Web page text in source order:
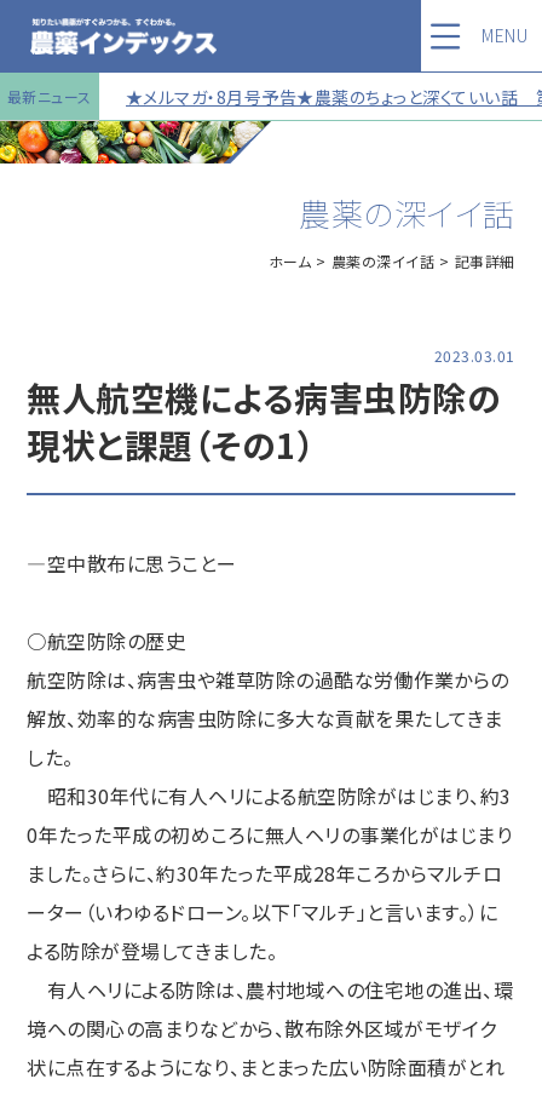
最新ニュース ★メルマガ・8月号予告★農薬のちょっと深くていい話
MENU
農薬の深イイ話
ホーム 農薬の深イイ話 記事詳細
2023.03.01
無人航空機による病害虫防除の
現状と課題（その1）
―空中散布に思うことー
○航空防除の歴史
航空防除は、病害虫や雑草防除の過酷な労働作業からの
解放、効率的な病害虫防除に多大な貢献を果たしてきま
した。
昭和30年代に有人ヘリによる航空防除がはじまり、約3
0年たった平成の初めころに無人ヘリの事業化がはじまり
ました。さらに、約30年たった平成28年ころからマルチロ
ーター（いわゆるドローン。以下「マルチ」と言います。）に
よる防除が登場してきました。
有人ヘリによる防除は、農村地域への住宅地の進出、環
境への関心の高まりなどから、散布除外区域がモザイク
状に点在するようになり、まとまった広い防除面積がとれ